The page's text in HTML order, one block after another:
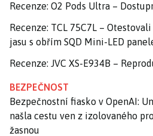
Recenze: O2 Pods Ultra –
Recenze: TCL 75C7L –
jasu s obřím SQD Mini-LED
Recenze: JVC XS-E934B –
BEZPEČNOST
Bezpečnostní fiasko v OpenAI:
našla cestu ven z izolovaného
žasnou